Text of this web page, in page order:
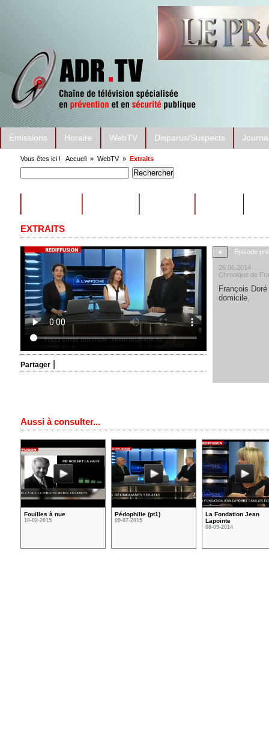
Émissions Horaire WebTV Disparus/Suspects
Vous êtes ici ! Accueil » WebTV» Extraits
EXTRAITS
Partager
Épisode
26.06.2014
Chronique de
François
domicile.
Aussi à consulter...
Fouilles à nue
18-02-2015
Pédophilie (pt1)
09-07-2015
La Fondation Jean
Lapointe
08-09-2014